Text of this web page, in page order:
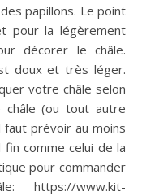
papillons. Le point
pour la légèrement
décorer le châle.
doux et très léger.
votre châle selon
châle (ou tout autre
faut prévoir au moins
comme celui de la
pour commander
https://www.kit-